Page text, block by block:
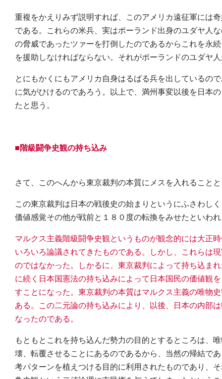
重複をかえりみず説明すれば、このアメリカ遠征軍には
である。これらの米兵、実はポーランド出身のユダヤ人
の脅威であったツァーを打倒したのであるからこれを永
を援助しなければならない。それがポーランドのユダヤ
とにもかくにもアメリカ自身はるばる兵を出しているの
に気がひけるのであろう。以上で、満州事変以後を日本
たと思う。
■階級闘争史観の持ち込み
さて、このへんから東京裁判の本質にメスを入れること
この東京裁判は日本の戦後史の始まりというにふさわし
価値感覚その他が戦前と１８０度の転換をみせたといわ
マルクス主義階級闘争史観というものが観念的には大正
いろいろ論議されてきたものである。しかし、これらは
のではなかった。しかるに、東京裁判によって持ち込ま
に続く日本国憲法の持ち込みによって日本国民の価値観
すことになった。東京裁判の本質はマルクス主義の唯物
ある。この二元論の持ち込みにより、以後、日本の内部
なったのである。
もともとこれを持ち込んだ勢力の目的とするところは、
壊、転覆させることにあるのであるから、当然の帰結で
考パターンを植えつける目的に利用されたものであり、